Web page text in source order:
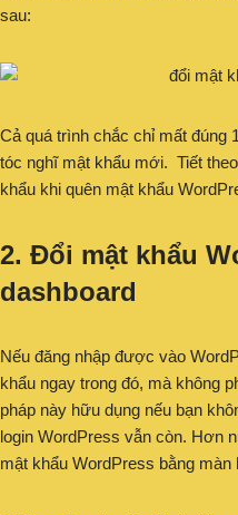
sau:
Cả quá trình chắc chỉ mất đúng
tóc nghĩ mật khẩu mới. Tiết
khẩu khi quên mật khẩu
2. Đổi mật khẩu
dashboard
Nếu đăng nhập được vào
khẩu ngay trong đó, mà không
pháp này hữu dụng nếu bạn
login WordPress vẫn còn. Hơn
mật khẩu WordPress bằng màn